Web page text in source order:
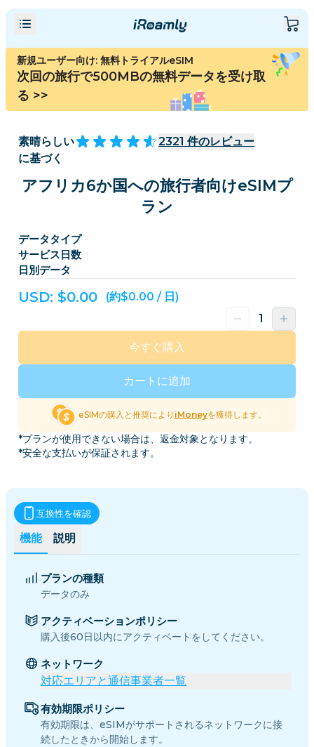
新規ユーザー向け: 無料トライアルeSIM
次回の旅行で500MBの無料データを受け取
る >>
素晴らしい 2321 件のレビュー
に基づく
アフリカ6か国への旅行者向けeSIMプ
ラン
データタイプ
サービス日数
日別データ
USD: $0.00 (約$0.00 / 日)
カートに追加
今すぐ購入
eSIMの購入と推奨により iMoneyを獲得します。
*プランが使用できない場合は、返金対象となります。
*安全な支払いが保証されます。
機能 説明
互換性を確認
プランの種類
データのみ
アクティベーションポリシー
購入後60日以内にアクティベートをしてください。
ネットワーク
対応エリアと通信事業者一覧
有効期限ポリシー
有効期限は、eSIMがサポートされるネットワークに接
続したときから開始します。